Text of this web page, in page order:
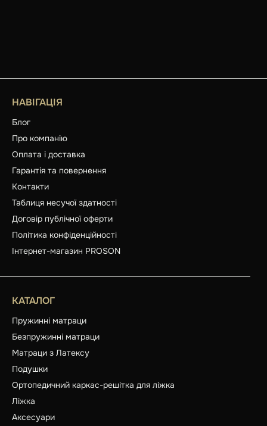
НАВІГАЦІЯ
Блог
Про компанію
Оплата і доставка
Гарантія та повернення
Контакти
Таблиця несучої здатності
Договір публічної оферти
Політика конфіденційності
Інтернет-магазин PROSON
КАТАЛОГ
Пружинні матраци
Безпружинні матраци
Матраци з Латексу
Подушки
Ортопедичний каркас-решітка для ліжка
Ліжка
Аксесуари